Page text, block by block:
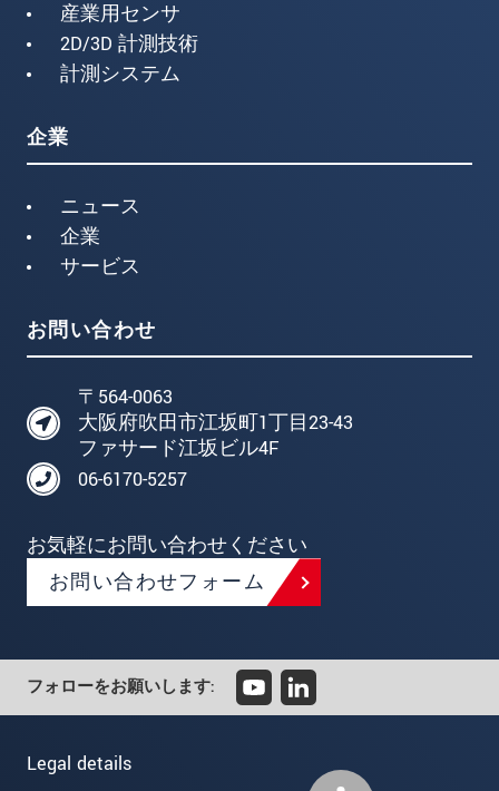
産業用センサ
2D/3D 計測技術
計測システム
企業
ニュース
企業
サービス
お問い合わせ
〒564-0063
大阪府吹田市江坂町1丁目23-43
ファサード江坂ビル4F
06-6170-5257
お気軽にお問い合わせください
お問い合わせフォーム
フォローをお願いします:
Legal details